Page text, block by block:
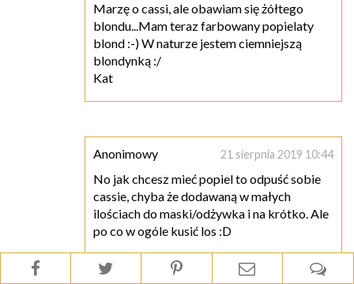
Marzę o cassi, ale obawiam się żółtego
blondu...Mam teraz farbowany popielaty
blond :-) W naturze jestem ciemniejszą
blondynką :/
Kat
Anonimowy 21 sierpnia 2019 10:44
No jak chcesz mieć popiel to odpuść sobie
cassie, chyba że dodawaną w małych
ilościach do maski/odżywka i na krótko. Ale
po co w ogóle kusić los :D
Swoją drogą, jak dla mnie to w dużej mierze